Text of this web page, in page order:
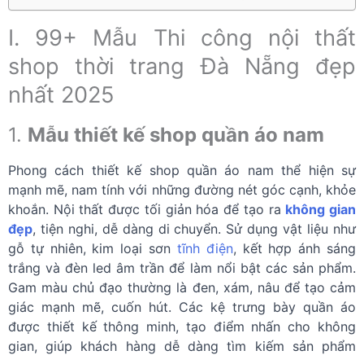
I. 99+ Mẫu Thi công nội thất
shop thời trang Đà Nẵng đẹp
nhất 2025
1. Mẫu thiết kế shop quần áo nam
Phong cách thiết kế shop quần áo nam thể hiện sự
mạnh mẽ, nam tính với những đường nét góc cạnh, khỏe
khoắn. Nội thất được tối giản hóa để tạo ra không gian
đẹp, tiện nghi, dễ dàng di chuyển. Sử dụng vật liệu như
gỗ tự nhiên, kim loại sơn tĩnh điện, kết hợp ánh sáng
trắng và đèn led âm trần để làm nổi bật các sản phẩm.
Gam màu chủ đạo thường là đen, xám, nâu để tạo cảm
giác mạnh mẽ, cuốn hút. Các kệ trưng bày quần áo
được thiết kế thông minh, tạo điểm nhấn cho không
gian, giúp khách hàng dễ dàng tìm kiếm sản phẩm